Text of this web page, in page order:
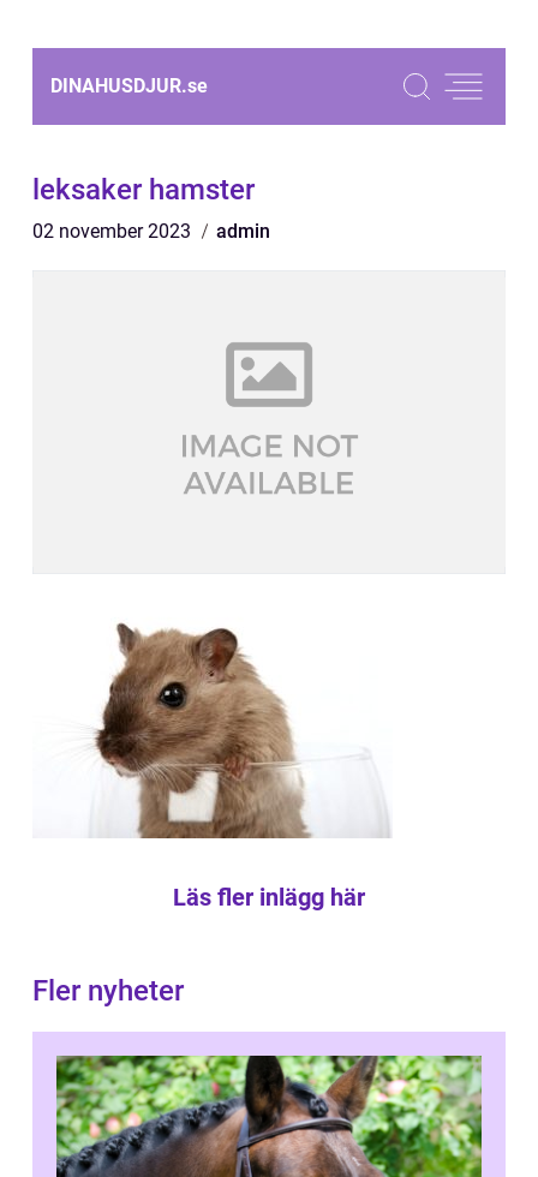
DINAHUSDJUR.se
leksaker hamster
02 november 2023 admin
Läs fler inlägg här
Fler nyheter